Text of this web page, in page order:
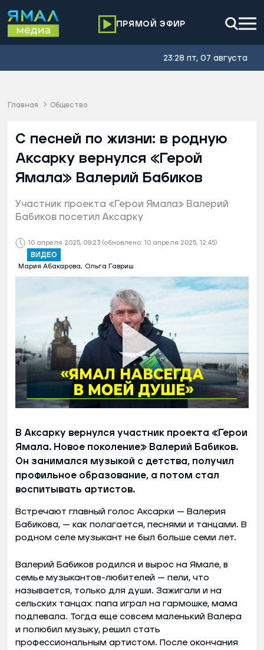
ПРЯМОЙ ЭФИР
23:28 пт, 07 августа
Главная Общество
10 апреля 2025, 09:23 (обновлено: 10 апреля 2025, 12:45)
ВИДЕО
Мария Абакарова, Ольга Гавриш
С песней по жизни: в родную
Аксарку вернулся «Герой
Ямала» Валерий Бабиков
Участник проекта «Герои Ямала» Валерий
Бабиков посетил Аксарку
В Аксарку вернулся участник проекта «Герои
Ямала. Новое поколение» Валерий Бабиков.
Он занимался музыкой с детства, получил
профильное образование, а потом стал
воспитывать артистов.
Встречают главный голос Аксарки — Валерия
Бабикова, — как полагается, песнями и танцами. В
родном селе музыкант не был больше семи лет.
Валерий Бабиков родился и вырос на Ямале, в
семье музыкантов-любителей — пели, что
называется, только для души. Зажигали и на
сельских танцах: папа играл на гармошке, мама
подпевала. Тогда еще совсем маленький Валера
и полюбил музыку, решил стать
профессиональным артистом. После окончания